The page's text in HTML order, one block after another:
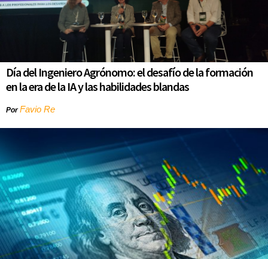
Día del Ingeniero Agrónomo: el desafío de la formación
en la era de la IA y las habilidades blandas
PorFavio Re